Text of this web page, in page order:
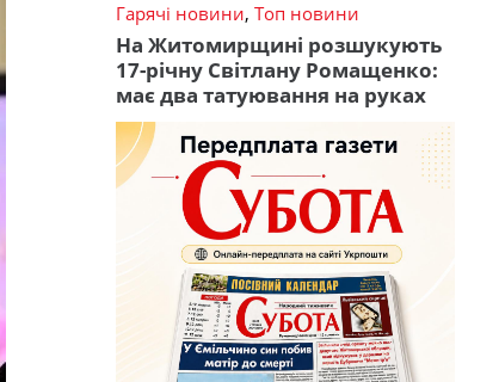
Гарячі новини, Топ новини
На Житомирщині розшукують
17-річну Світлану Ромащенко:
має два татуювання на руках